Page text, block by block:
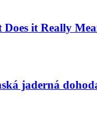
Does it Really
jaderná